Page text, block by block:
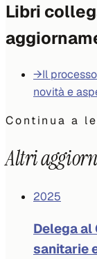
Libri
→Il
novità e
Continua a
Altri
2025
Delega al
sanitarie